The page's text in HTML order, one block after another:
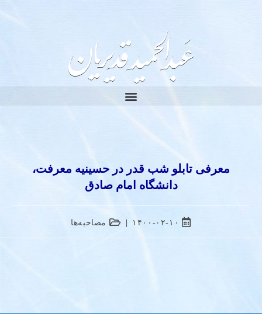
معرفی تابلو شب قدر در حسینیه معرفت،
دانشگاه امام صادق
۱۴۰۰-۰۲-۱۰ مصاحبه‌ها